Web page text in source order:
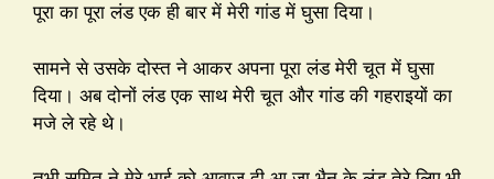
पूरा का पूरा लंड एक ही बार में मेरी गांड में घुसा दिया।
सामने से उसके दोस्त ने आकर अपना पूरा लंड मेरी चूत में घुसा
दिया। अब दोनों लंड एक साथ मेरी चूत और गांड की गहराइयों का
मजे ले रहे थे।